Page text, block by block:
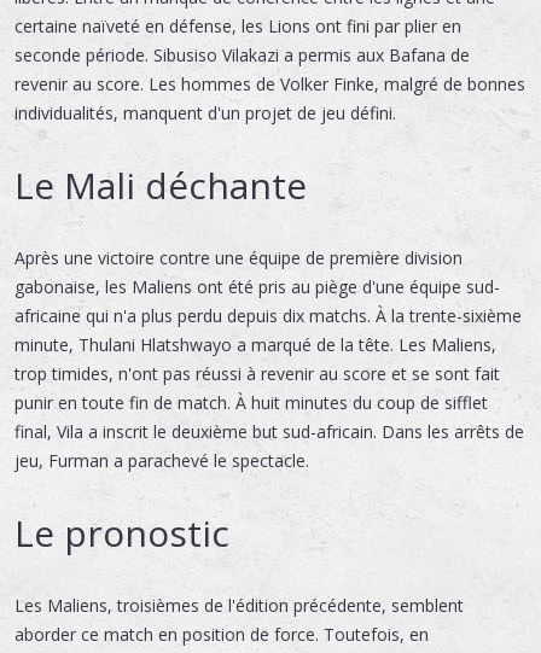
certaine naïveté en défense, les Lions ont fini par plier en
seconde période. Sibusiso Vilakazi a permis aux Bafana de
revenir au score. Les hommes de Volker Finke, malgré de bonnes
individualités, manquent d'un projet de jeu défini.
Le Mali déchante
Après une victoire contre une équipe de première division
gabonaise, les Maliens ont été pris au piège d'une équipe sud-
africaine qui n'a plus perdu depuis dix matchs. À la trente-sixième
minute, Thulani Hlatshwayo a marqué de la tête. Les Maliens,
trop timides, n'ont pas réussi à revenir au score et se sont fait
punir en toute fin de match. À huit minutes du coup de sifflet
final, Vila a inscrit le deuxième but sud-africain. Dans les arrêts de
jeu, Furman a parachevé le spectacle.
Le pronostic
Les Maliens, troisièmes de l'édition précédente, semblent
aborder ce match en position de force. Toutefois, en